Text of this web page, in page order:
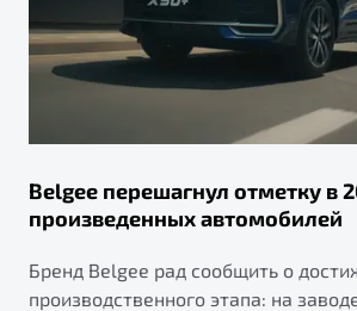
Belgee перешагнул отметку в
произведенных автомобилей
Бренд Belgee рад сообщить о
производственного этапа: на